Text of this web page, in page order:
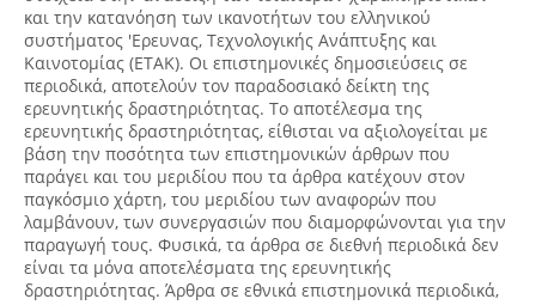
και την κατανόηση των ικανοτήτων του ελληνικού
συστήματος 'Ερευνας, Τεχνολογικής Ανάπτυξης και
Καινοτομίας (ΕΤΑΚ). Οι επιστημονικές δημοσιεύσεις σε
περιοδικά, αποτελούν τον παραδοσιακό δείκτη της
ερευνητικής δραστηριότητας. Το αποτέλεσμα της
ερευνητικής δραστηριότητας, είθισται να αξιολογείται με
βάση την ποσότητα των επιστημονικών άρθρων που
παράγει και του μεριδίου που τα άρθρα κατέχουν στον
παγκόσμιο χάρτη, του μεριδίου των αναφορών που
λαμβάνουν, των συνεργασιών που διαμορφώνονται για την
παραγωγή τους. Φυσικά, τα άρθρα σε διεθνή περιοδικά δεν
είναι τα μόνα αποτελέσματα της ερευνητικής
δραστηριότητας. Άρθρα σε εθνικά επιστημονικά περιοδικά,